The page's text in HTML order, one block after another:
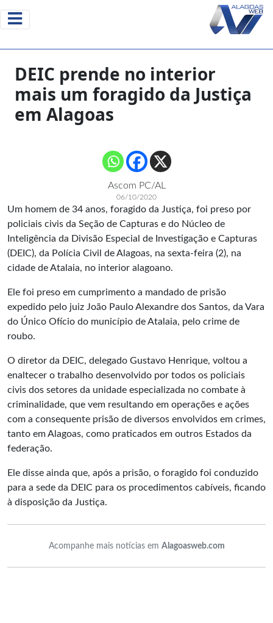
DEIC prende no interior
mais um foragido da Justiça
em Alagoas
Ascom PC/AL
06/10/2020
Um homem de 34 anos, foragido da Justiça, foi preso por
policiais civis da Seção de Capturas e do Núcleo de
Inteligência da Divisão Especial de Investigação e Capturas
(DEIC), da Polícia Civil de Alagoas, na sexta-feira (2), na
cidade de Atalaia, no interior alagoano.
Ele foi preso em cumprimento a mandado de prisão
expedido pelo juiz João Paulo Alexandre dos Santos, da Vara
do Único Ofício do município de Atalaia, pelo crime de
roubo.
O diretor da DEIC, delegado Gustavo Henrique, voltou a
enaltecer o trabalho desenvolvido por todos os policiais
civis dos setores da unidade especializada no combate à
criminalidade, que vem resultando em operações e ações
com a consequente prisão de diversos envolvidos em crimes,
tanto em Alagoas, como praticados em outros Estados da
federação.
Ele disse ainda que, após a prisão, o foragido foi conduzido
para a sede da DEIC para os procedimentos cabíveis, ficando
à disposição da Justiça.
Acompanhe mais notícias em Alagoasweb.com